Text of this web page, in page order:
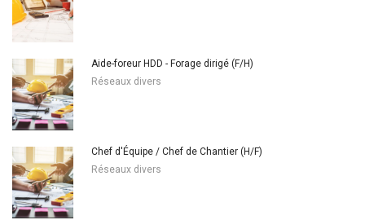
Aide-foreur HDD - Forage dirigé (F/H)
Réseaux divers
Chef d'Équipe / Chef de Chantier (H/F)
Réseaux divers